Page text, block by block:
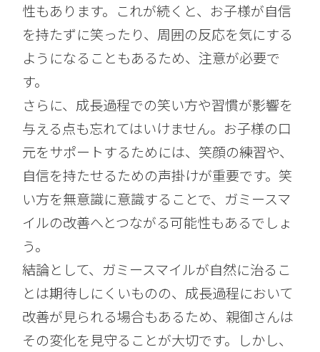
性もあります。これが続くと、お子様が自信
を持たずに笑ったり、周囲の反応を気にする
ようになることもあるため、注意が必要で
す。
さらに、成長過程での笑い方や習慣が影響を
与える点も忘れてはいけません。お子様の口
元をサポートするためには、笑顔の練習や、
自信を持たせるための声掛けが重要です。笑
い方を無意識に意識することで、ガミースマ
イルの改善へとつながる可能性もあるでしょ
う。
結論として、ガミースマイルが自然に治るこ
とは期待しにくいものの、成長過程において
改善が見られる場合もあるため、親御さんは
その変化を見守ることが大切です。しかし、